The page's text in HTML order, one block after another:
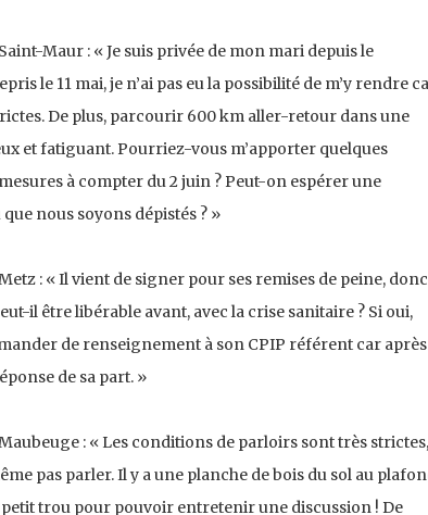
Maur : « Je suis privée de mon mari depuis le
le 11 mai, je n’ai pas eu la possibilité de m’y rendre
De plus, parcourir 600 km aller-retour dans une
et fatiguant. Pourriez-vous m’apporter quelques
à compter du 2 juin ? Peut-on espérer une
nous soyons dépistés ? »
: « Il vient de signer pour ses remises de peine, donc
il être libérable avant, avec la crise sanitaire ? Si oui,
de renseignement à son CPIP référent car après
de sa part. »
: « Les conditions de parloirs sont très strictes,
pas parler. Il y a une planche de bois du sol au
trou pour pouvoir entretenir une discussion ! De